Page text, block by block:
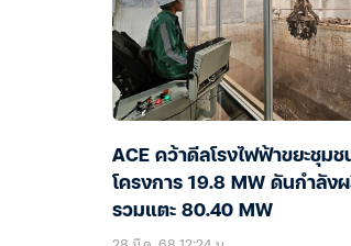
ACE คว้าดีลโรงไฟฟ้าขยะชุมช
โครงการ 19.8 MW ดันกำลัง
รวมแตะ 80.40 MW